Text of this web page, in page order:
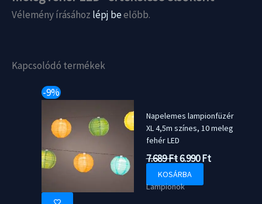
Vélemény írásához lépj beelőbb.
Kapcsolódó termékek
-9%
Napelemes lampionfüzér
XL 4,5m színes, 10 meleg
fehér LED
7.689FtOriginal
price
was:
6.990FtCurrent
KOSÁRBA
Lampionok